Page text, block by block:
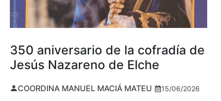
350 aniversario de la cofradía de
Jesús Nazareno de Elche
COORDINA MANUEL MACIÁ MATEU 15/06/2026